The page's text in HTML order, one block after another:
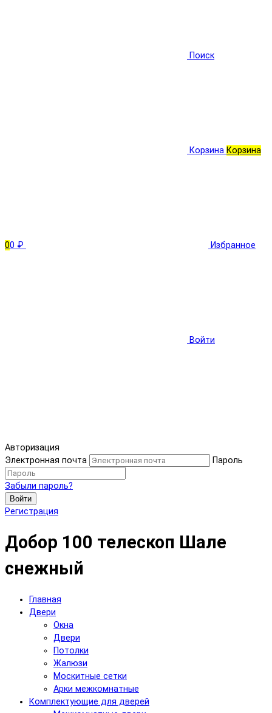
Поиск
Корзина Корзина
00 ₽ Избранное
Войти
Авторизация
Электронная почта
Пароль
Забыли пароль?
Войти
Регистрация
Добор 100 телескоп Шале
снежный
Главная
Двери
Окна
Двери
Потолки
Жалюзи
Москитные сетки
Арки межкомнатные
Комплектующие для дверей